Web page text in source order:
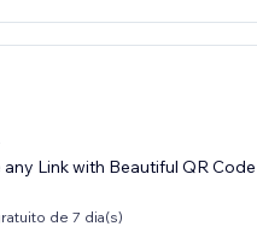
Link with Beautiful QR
de 7 dia(s)